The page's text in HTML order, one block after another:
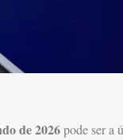
de 2026pode ser a